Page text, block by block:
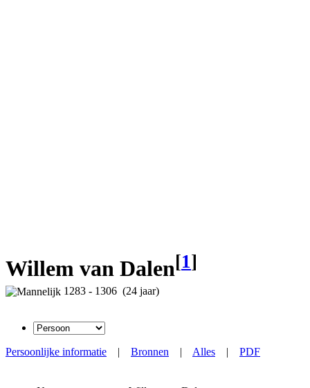
Willem van Dalen[1]
1283 - 1306 (24 jaar)
Persoonlijke informatie | Bronnen | Alles | PDF